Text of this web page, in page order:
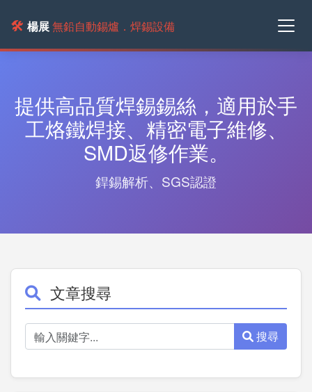
🛠️ 楊展無鉛自動錫爐．焊錫設備
提供高品質焊錫錫絲，適用於手
工烙鐵焊接、精密電子維修、
SMD返修作業。
銲錫解析、SGS認證
文章搜尋
搜尋